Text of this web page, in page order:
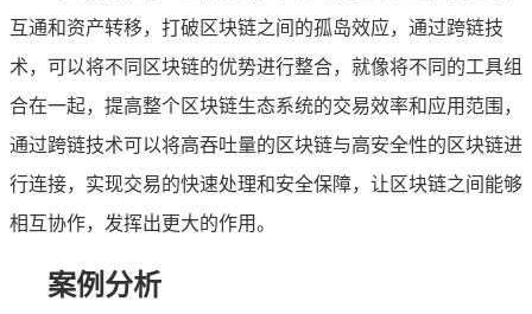
互通和资产转移，打破区块链之间的孤岛效应，通过跨链技
术，可以将不同区块链的优势进行整合，就像将不同的工具组
合在一起，提高整个区块链生态系统的交易效率和应用范围，
通过跨链技术可以将高吞吐量的区块链与高安全性的区块链进
行连接，实现交易的快速处理和安全保障，让区块链之间能够
相互协作，发挥出更大的作用。
案例分析